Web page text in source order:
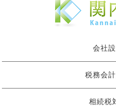
会社
税務会
相続税